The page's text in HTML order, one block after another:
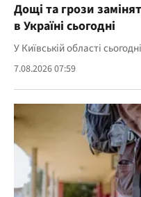
Дощі та грози
в Україні сьогодні
У Київській області
7.08.2026 07:59